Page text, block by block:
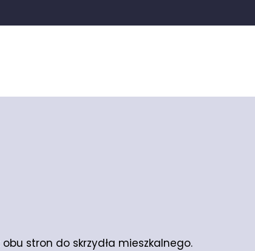
stron do skrzydła mieszkalnego.